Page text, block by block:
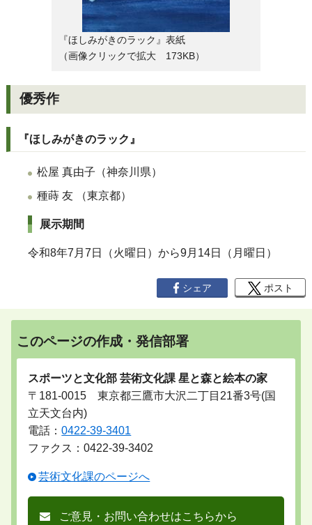
『ほしみがきのラック』表紙
（画像クリックで拡大 173KB）
優秀作
『ほしみがきのラック』
松屋 真由子（神奈川県）
種蒔 友 （東京都）
展示期間
令和8年7月7日（火曜日）から9月14日（月曜日）
シェア ポスト
このページの作成・発信部署
スポーツと文化部 芸術文化課 星と森と絵本の家
〒181-0015 東京都三鷹市大沢二丁目21番3号(国
立天文台内)
電話：0422-39-3401
ファクス：0422-39-3402
芸術文化課のページへ
ご意見・お問い合わせはこちらから